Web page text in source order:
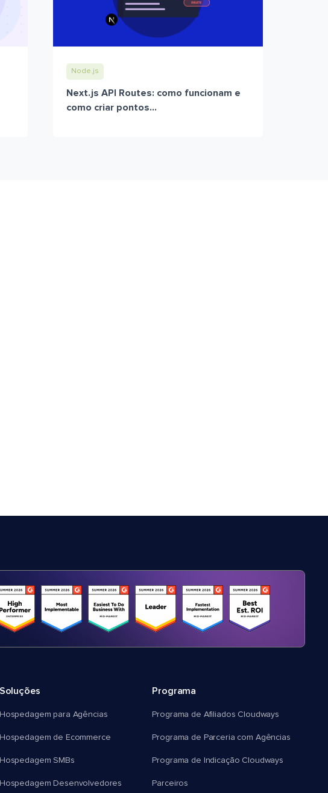
Node.js
Next.js API Routes: como funcionam e
como criar pontos...
Soluções
Hospedagem para Agências
Hospedagem de Ecommerce
Hospedagem SMBs
Hospedagem Desenvolvedores
Programa
Programa de Afiliados Cloudways
Programa de Parceria com Agências
Programa de Indicação Cloudways
Parceiros